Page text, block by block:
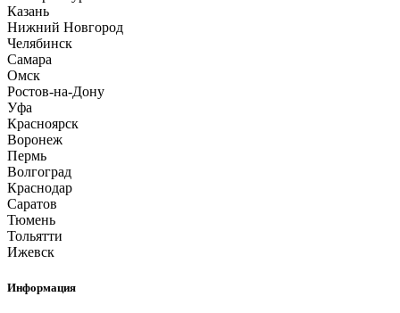
Казань
Нижний Новгород
Челябинск
Самара
Омск
Ростов-на-Дону
Уфа
Красноярск
Воронеж
Пермь
Волгоград
Краснодар
Саратов
Тюмень
Тольятти
Ижевск
Информация